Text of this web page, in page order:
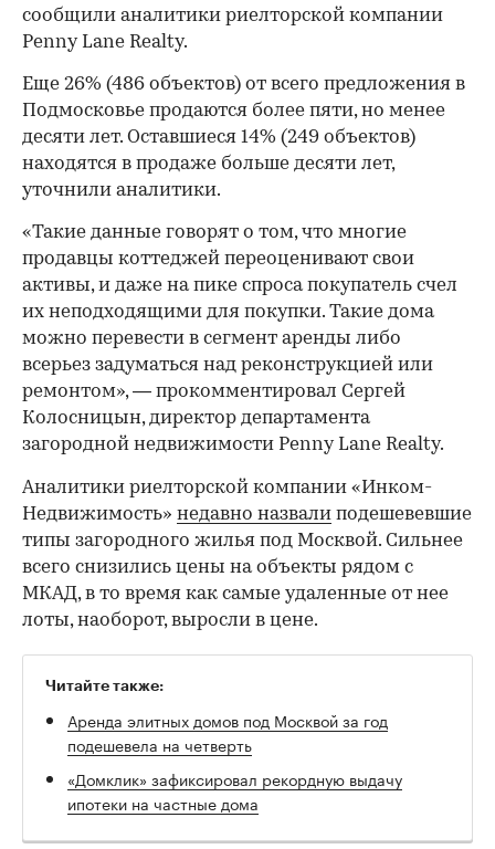
сообщили аналитики риелторской компании
Penny Lane Realty.
Еще 26% (486 объектов) от всего предложения в
Подмосковье продаются более пяти, но менее
десяти лет. Оставшиеся 14% (249 объектов)
находятся в продаже больше десяти лет,
уточнили аналитики.
«Такие данные говорят о том, что многие
продавцы коттеджей переоценивают свои
активы, и даже на пике спроса покупатель счел
их неподходящими для покупки. Такие дома
можно перевести в сегмент аренды либо
всерьез задуматься над реконструкцией или
ремонтом», — прокомментировал Сергей
Колосницын, директор департамента
загородной недвижимости Penny Lane Realty.
Аналитики риелторской компании «Инком-
Недвижимость» недавно назвали подешевевшие
типы загородного жилья под Москвой. Сильнее
всего снизились цены на объекты рядом с
МКАД, в то время как самые удаленные от нее
лоты, наоборот, выросли в цене.
Читайте также:
Аренда элитных домов под Москвой за год
подешевела на четверть
«Домклик» зафиксировал рекордную выдачу
ипотеки на частные дома